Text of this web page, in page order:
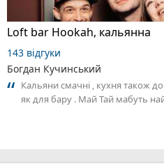
Loft bar Hookah, кальянна
143 відгуки
Богдан Кучинський
Кальяни смачні , кухня також
як для бару . Май Тай мабуть